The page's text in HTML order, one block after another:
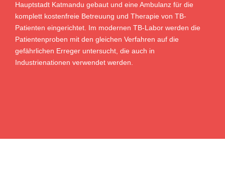
Hauptstadt Katmandu gebaut und eine Ambulanz für die
komplett kostenfreie Betreuung und Therapie von TB-
Patienten eingerichtet. Im modernen TB-Labor werden die
Patientenproben mit den gleichen Verfahren auf die
gefährlichen Erreger untersucht, die auch in
Industrienationen verwendet werden.